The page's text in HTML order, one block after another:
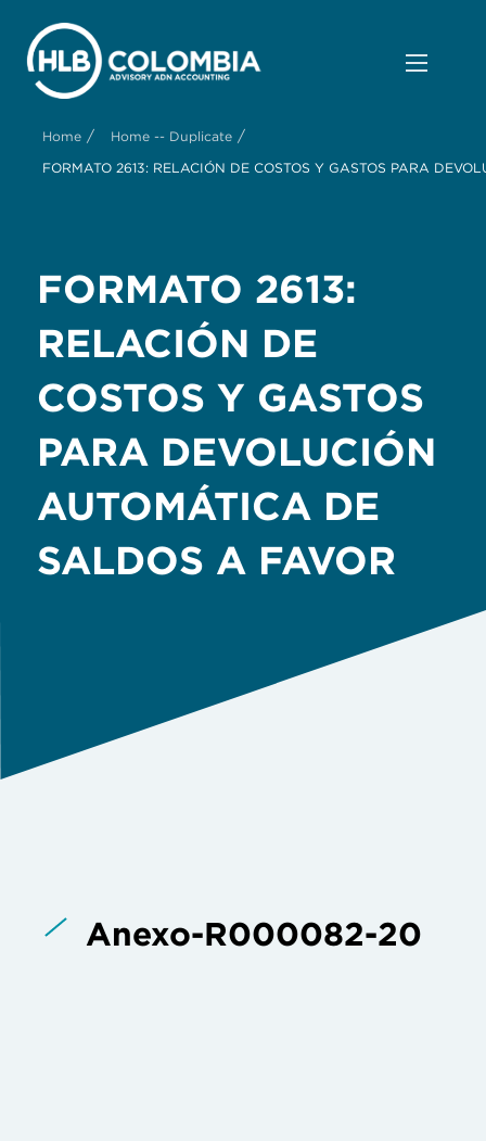
Home / Home -- Duplicate /
FORMATO 2613: RELACIÓN DE COSTOS Y GASTOS PARA
FORMATO 2613:
RELACIÓN DE
COSTOS Y GASTOS
PARA DEVOLUCIÓN
AUTOMÁTICA DE
SALDOS A FAVOR
Anexo-R000082-20